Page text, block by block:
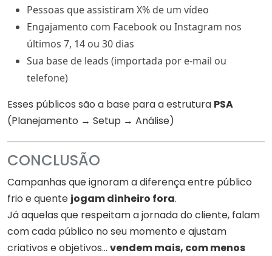
Pessoas que assistiram X% de um vídeo
Engajamento com Facebook ou Instagram nos
últimos 7, 14 ou 30 dias
Sua base de leads (importada por e-mail ou
telefone)
Esses públicos são a base para a estrutura PSA
(Planejamento → Setup → Análise)
CONCLUSÃO
Campanhas que ignoram a diferença entre público
frio e quente jogam dinheiro fora.
Já aquelas que respeitam a jornada do cliente, falam
com cada público no seu momento e ajustam
criativos e objetivos… vendem mais, com menos